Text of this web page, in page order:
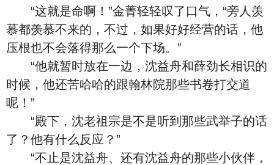
“这就是命啊！”金菁轻轻叹了口气，“旁人羡
慕都羡慕不来的，不过，如果好好经营的话，他
压根也不会落得那么一个下场。”
“他就暂时放在一边，沈益舟和薛劲长相识的
时候，他还苦哈哈的跟翰林院那些书卷打交道
呢！”
“殿下，沈老祖宗是不是听到那些武举子的话
了？他有什么反应？”
“不止是沈益舟、还有沈益舟的那些小伙伴，